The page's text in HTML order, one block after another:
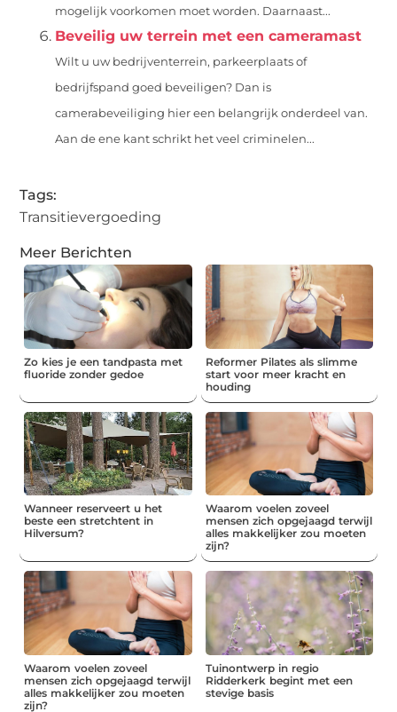
mogelijk voorkomen moet worden. Daarnaast...
Beveilig uw terrein met een cameramast
Wilt u uw bedrijventerrein, parkeerplaats of
bedrijfspand goed beveiligen? Dan is
camerabeveiliging hier een belangrijk onderdeel van.
Aan de ene kant schrikt het veel criminelen...
Tags:
Transitievergoeding
Meer Berichten
Zo kies je een tandpasta met
fluoride zonder gedoe
Reformer Pilates als slimme
start voor meer kracht en
houding
Wanneer reserveert u het
beste een stretchtent in
Hilversum?
Waarom voelen zoveel
mensen zich opgejaagd terwijl
alles makkelijker zou moeten
zijn?
Waarom voelen zoveel
mensen zich opgejaagd terwijl
alles makkelijker zou moeten
zijn?
Tuinontwerp in regio
Ridderkerk begint met een
stevige basis